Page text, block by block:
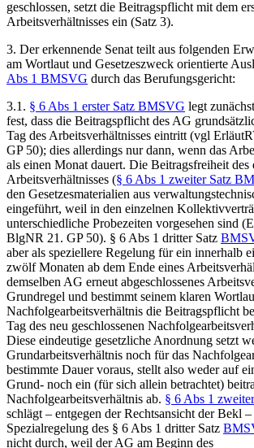
geschlossen, setzt die Beitragspflicht mit dem
Arbeitsverhältnisses ein (Satz 3).
3. Der erkennende Senat teilt aus folgenden
am Wortlaut und Gesetzeszweck orientierte
Abs 1 BMSVG durch das Berufungsgericht:
3.1. § 6 Abs 1 erster Satz BMSVG legt
fest, dass die Beitragspflicht des AG
Tag des Arbeitsverhältnisses eintritt (vgl
GP 50); dies allerdings nur dann, wenn das
als einen Monat dauert. Die Beitragsfreiheit des
Arbeitsverhältnisses (§ 6 Abs 1 zweiter Satz
den Gesetzesmaterialien aus
eingeführt, weil in den einzelnen
unterschiedliche Probezeiten vorgesehen sind
BlgNR 21. GP 50). § 6 Abs 1 dritter Satz
aber als speziellere Regelung für ein innerhalb
zwölf Monaten ab dem Ende eines
demselben AG erneut abgeschlossenes
Grundregel und bestimmt seinem klaren
Nachfolgearbeitsverhältnis die Beitragspflicht
Tag des neu geschlossenen
Diese eindeutige gesetzliche Anordnung setzt
Grundarbeitsverhältnis noch für das
bestimmte Dauer voraus, stellt also weder auf
Grund- noch ein (für sich allein betrachtet)
Nachfolgearbeitsverhältnis ab. § 6 Abs 1
schlägt – entgegen der Rechtsansicht der Bekl
Spezialregelung des § 6 Abs 1 dritter Satz
nicht durch, weil der AG am Beginn des